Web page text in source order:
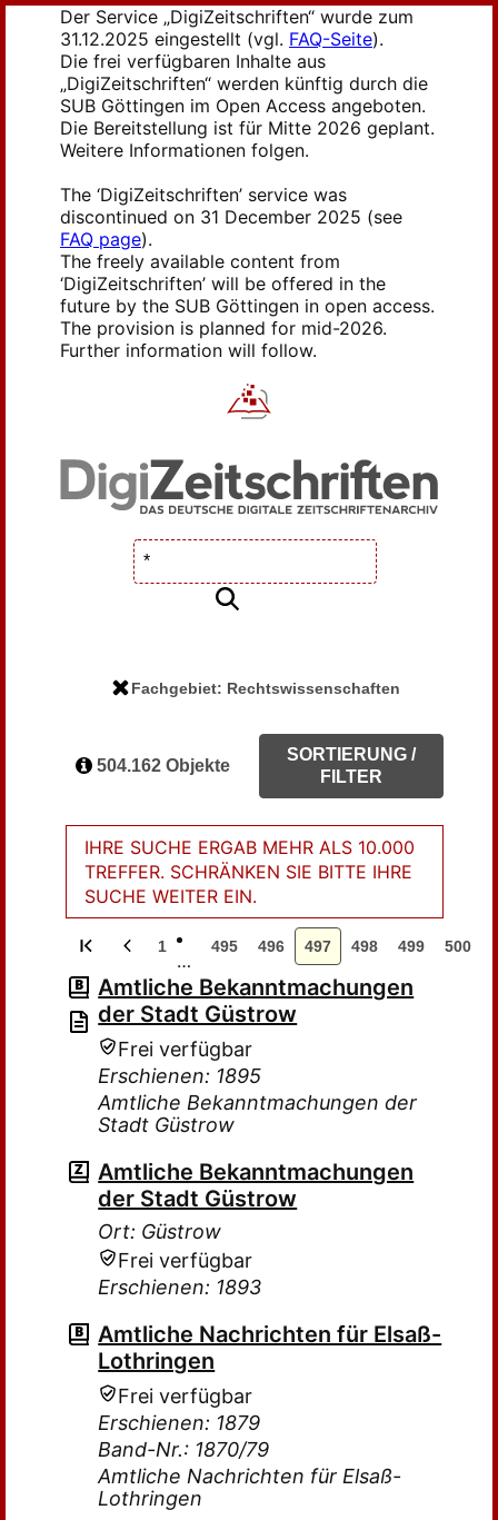
Der Service „DigiZeitschriften“ wurde zum
31.12.2025 eingestellt (vgl. FAQ-Seite).
Die frei verfügbaren Inhalte aus
„DigiZeitschriften“ werden künftig durch die
SUB Göttingen im Open Access angeboten.
Die Bereitstellung ist für Mitte 2026 geplant.
Weitere Informationen folgen.
The ‘DigiZeitschriften’ service was
discontinued on 31 December 2025 (see
FAQ page).
The freely available content from
‘DigiZeitschriften’ will be offered in the
future by the SUB Göttingen in open access.
The provision is planned for mid-2026.
Further information will follow.
Fachgebiet: Rechtswissenschaften
504.162 Objekte
SORTIERUNG /
FILTER
IHRE SUCHE ERGAB MEHR ALS 10.000
TREFFER. SCHRÄNKEN SIE BITTE IHRE
SUCHE WEITER EIN.
1
…
495 496 497 498 499 500
Amtliche Bekanntmachungen
der Stadt Güstrow
Frei verfügbar
Erschienen: 1895
Amtliche Bekanntmachungen der
Stadt Güstrow
Amtliche Bekanntmachungen
der Stadt Güstrow
Ort: Güstrow
Frei verfügbar
Erschienen: 1893
Amtliche Nachrichten für Elsaß-
Lothringen
Frei verfügbar
Erschienen: 1879
Band-Nr.: 1870/79
Amtliche Nachrichten für Elsaß-
Lothringen